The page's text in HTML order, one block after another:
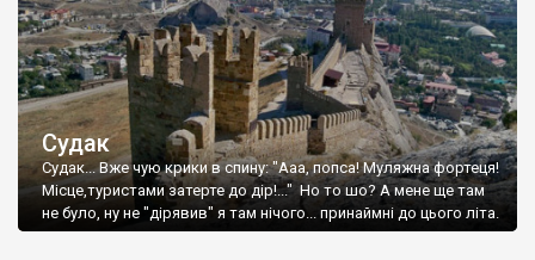
Судак
Судак... Вже чую крики в спину: "Ааа, попса! Муляжна фортеця!
Місце,туристами затерте до дір!..." Но то шо? А мене ще там
не було, ну не "дірявив" я там нічого... принаймні до цього літа.